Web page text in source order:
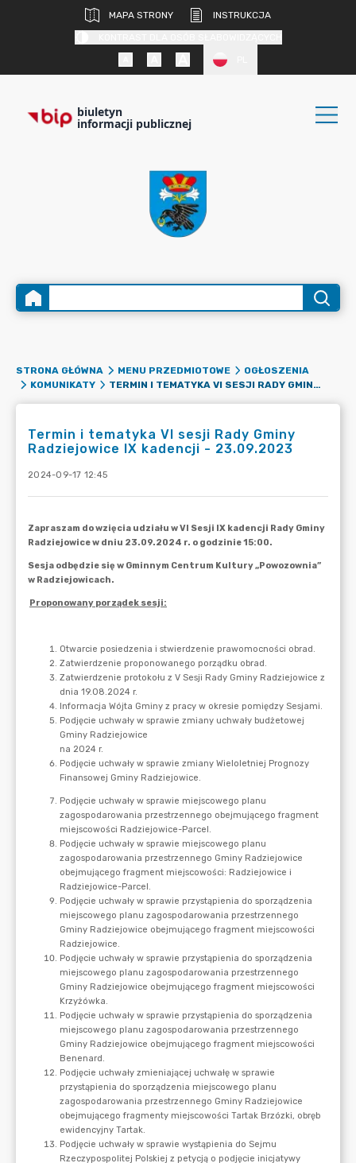
MAPA STRONY
INSTRUKCJA
biuletyn
informacji publicznej
STRONA GŁÓWNA MENU PRZEDMIOTOWE
OGŁOSZENIA
KOMUNIKATY
TERMIN I TEMATYKA VI SESJI RADY GMINY RADZIEJOWICE IX KADENCJI - 23.09.2023
Termin i tematyka VI sesji Rady Gminy
Radziejowice IX kadencji - 23.09.2023
2024-09-17 12:45